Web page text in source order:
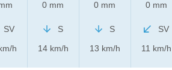
SV
h
0 mm
S
14 km/h
0 mm
S
13 km/h
0 mm
SV
11 km/h